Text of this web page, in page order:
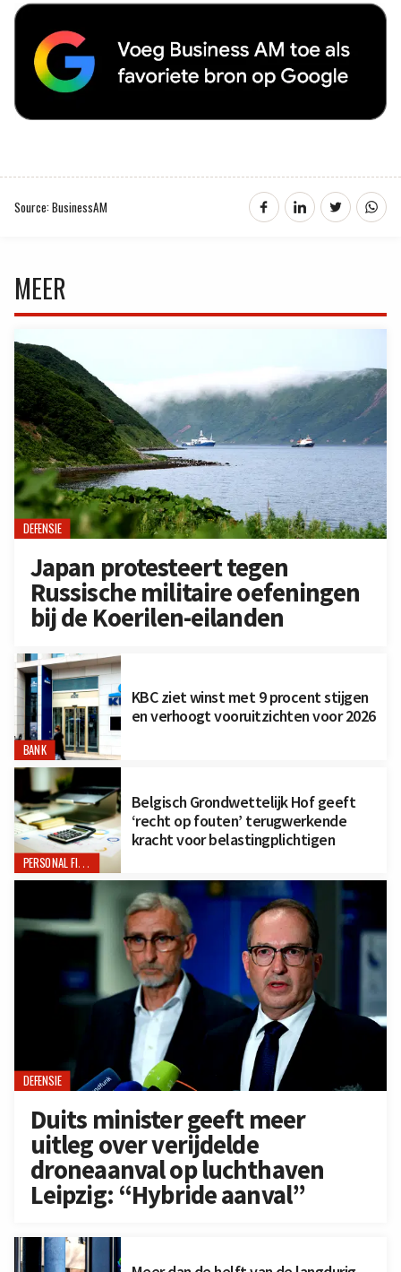
Source: BusinessAM
MEER
DEFENSIE
Japan protesteert tegen
Russische militaire oefeningen
bij de Koerilen-eilanden
BANK
KBC ziet winst met 9 procent stijgen
en verhoogt vooruitzichten voor 2026
PERSONAL FINANCE
Belgisch Grondwettelijk Hof geeft
‘recht op fouten’ terugwerkende
kracht voor belastingplichtigen
DEFENSIE
Duits minister geeft meer
uitleg over verijdelde
droneaanval op luchthaven
Leipzig: “Hybride aanval”